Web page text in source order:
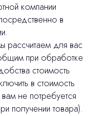
компании
в
рассчитаем для вас
при обработке
стоимость
в стоимость
не потребуется
получении товара).